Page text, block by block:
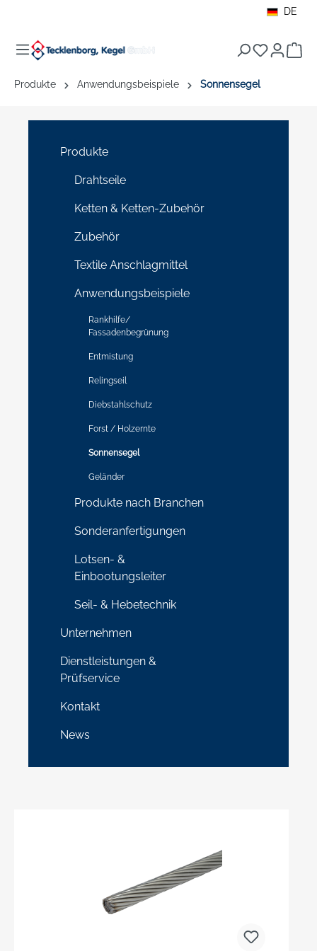
DE
Produkte Anwendungsbeispiele Sonnensegel
Produkte
Drahtseile
Ketten & Ketten-Zubehör
Zubehör
Textile Anschlagmittel
Anwendungsbeispiele
Rankhilfe/
Fassadenbegrünung
Entmistung
Relingseil
Diebstahlschutz
Forst / Holzernte
Sonnensegel
Geländer
Produkte nach Branchen
Sonderanfertigungen
Lotsen- &
Einbootungsleiter
Seil- & Hebetechnik
Unternehmen
Dienstleistungen &
Prüfservice
Kontakt
News